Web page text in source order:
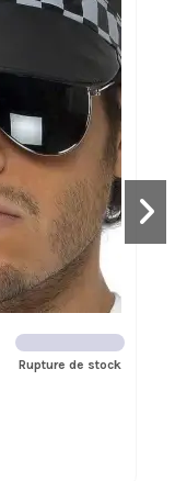
Rupture de stock